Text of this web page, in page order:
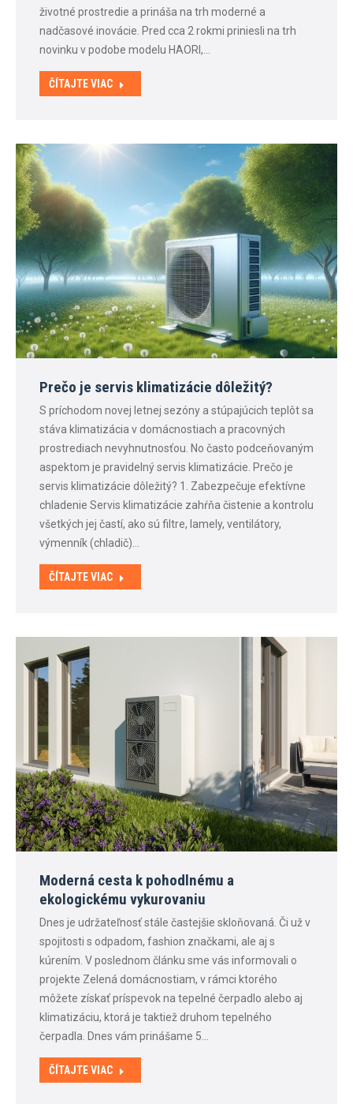
životné prostredie a prináša na trh moderné a
nadčasové inovácie. Pred cca 2 rokmi priniesli na trh
novinku v podobe modelu HAORI,…
ČÍTAJTE VIAC
Prečo je servis klimatizácie dôležitý?
S príchodom novej letnej sezóny a stúpajúcich teplôt sa
stáva klimatizácia v domácnostiach a pracovných
prostrediach nevyhnutnosťou. No často podceňovaným
aspektom je pravidelný servis klimatizácie. Prečo je
servis klimatizácie dôležitý? 1. Zabezpečuje efektívne
chladenie Servis klimatizácie zahŕňa čistenie a kontrolu
všetkých jej častí, ako sú filtre, lamely, ventilátory,
výmenník (chladič)…
ČÍTAJTE VIAC
Moderná cesta k pohodlnému a
ekologickému vykurovaniu
Dnes je udržateľnosť stále častejšie skloňovaná. Či už v
spojitosti s odpadom, fashion značkami, ale aj s
kúrením. V poslednom článku sme vás informovali o
projekte Zelená domácnostiam, v rámci ktorého
môžete získať príspevok na tepelné čerpadlo alebo aj
klimatizáciu, ktorá je taktiež druhom tepelného
čerpadla. Dnes vám prinášame 5…
ČÍTAJTE VIAC